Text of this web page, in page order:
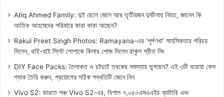
Atiq Ahmed Family: দুই ছেলে জেলে আর তৃতীয়জন দুর্ঘটনায় নিহত, জানেন কি
আতিক আহমেদের পরিবারে কারা কারা আছেন?
Rakul Preet Singh Photos: Ramayana-এর ‘শূর্পণখা’ সাহসিকতার পরিচয়
দিলেন, থাই-হাই স্লিট পোশাকে কিলার পোজ দিলেন রাকুল প্রীত সিং
DIY Face Packs: তৈলাক্ত ও চটচটে ত্বকের সমস্যায় ভুগছেন? এই ৩টি ঘরোয়া ফেস
প্যাক তৈরি করুন, প্রয়োগের সঠিক পদ্ধতিটি জেনে নিন
Vivo S2: ভারতে লঞ্চ Vivo S2-এর, বিশাল ৭,০৫০এমএএইচ ব্যাটারি এবং